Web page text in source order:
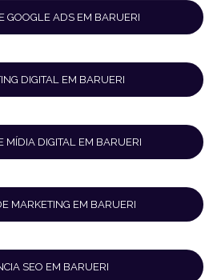
GOOGLE ADS EM BARUERI
DIGITAL EM BARUERI
MÍDIA DIGITAL EM BARUERI
MARKETING EM BARUERI
SEO EM BARUERI